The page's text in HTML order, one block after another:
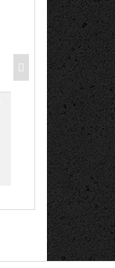
Selle rouge